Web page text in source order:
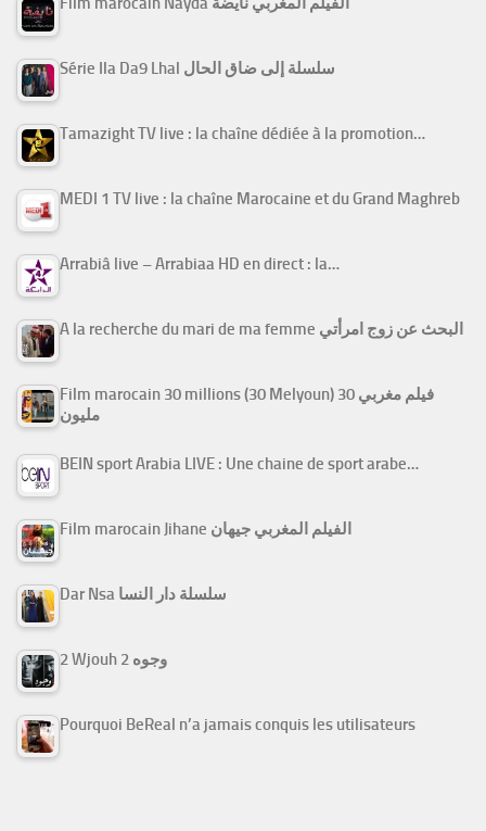
Série Ila Da9 Lhal سلسلة إلى ضاق الحال
Tamazight TV live : la chaîne dédiée à la promotion…
MEDI 1 TV live : la chaîne Marocaine et du Grand Maghreb
Arrabiâ live – Arrabiaa HD en direct : la…
A la recherche du mari de ma femme البحث عن زوج امرأتي
Film marocain 30 millions (30 Melyoun) فيلم مغربي 30
مليون
BEIN sport Arabia LIVE : Une chaine de sport arabe…
Film marocain Jihane الفيلم المغربي جيهان
Dar Nsa سلسلة دار النسا
2 Wjouh 2 وجوه
Pourquoi BeReal n’a jamais conquis les utilisateurs